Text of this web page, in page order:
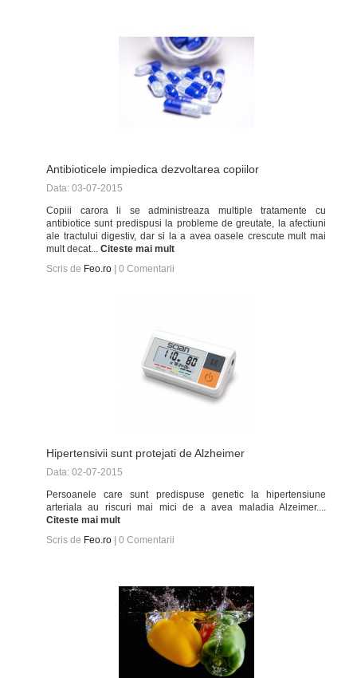
Antibioticele impiedica dezvoltarea copiilor
Data: 03-07-2015
Copiii carora li se administreaza multiple tratamente cu
antibiotice sunt predispusi la probleme de greutate, la afectiuni
ale tractului digestiv, dar si la a avea oasele crescute mult mai
mult decat... Citeste mai mult
Scris de Feo.ro 0 Comentarii
Hipertensivii sunt protejati de Alzheimer
Data: 02-07-2015
Persoanele care sunt predispuse genetic la hipertensiune
arteriala au riscuri mai mici de a avea maladia Alzeimer....
Citeste mai mult
Scris de Feo.ro 0 Comentarii